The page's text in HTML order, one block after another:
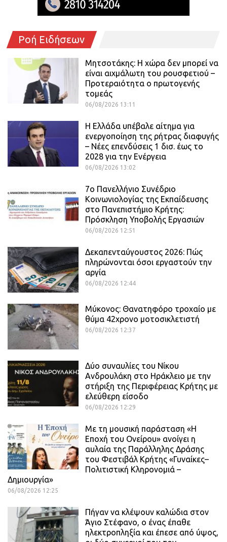
Ροή Ειδήσεων
Μητσοτάκης: Η χώρα δεν μπορεί να
είναι αιχμάλωτη του ρουσφετιού –
Προτεραιότητα ο πρωτογενής
τομεάς
06/08/2026 13:11
Η Ελλάδα υπέβαλε αίτημα για
ενεργοποίηση της ρήτρας διαφυγής
– Νέες επενδύσεις 1 δισ. έως το
2028 για την Ενέργεια
06/08/2026 13:02
7ο Πανελλήνιο Συνέδριο
Κοινωνιολογίας της Εκπαίδευσης
στο Πανεπιστήμιο Κρήτης:
Πρόσκληση Υποβολής Εργασιών
06/08/2026 12:51
Δεκαπενταύγουστος 2026: Πώς
πληρώνονται όσοι εργαστούν την
αργία
06/08/2026 12:44
Μύκονος: Θανατηφόρο τροχαίο με
θύμα 42χρονο μοτοσικλετιστή
06/08/2026 12:37
Δύο συναυλίες του Νίκου
Ανδρουλάκη στο Ηράκλειο με την
στήριξη της Περιφέρειας Κρήτης με
ελεύθερη είσοδο
06/08/2026 12:29
Με τη μουσική παράσταση «Η
Εποχή του Ονείρου» ανοίγει η
αυλαία της Παράλληλης Δράσης
του Φεστιβάλ Κρήτης «Γυναίκες–
Πολιτιστική Κληρονομιά –
Δημιουργία»
06/08/2026 12:25
Πήγαν να κλέψουν καλώδια στον
Άγιο Στέφανο, ο ένας έπαθε
ηλεκτροπληξία και έπεσε από ύψος,